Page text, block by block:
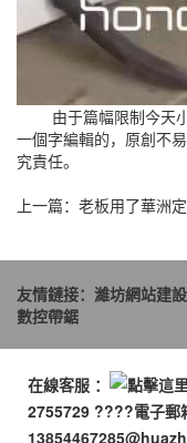
由于篇幅限制今天小
一個字編輯的，原創不
究責任。
上一篇： 老板用了華洲
友情鏈接： 濰坊網站建設
數控帶鋸
在線客服 ：
2755729 ????電子郵